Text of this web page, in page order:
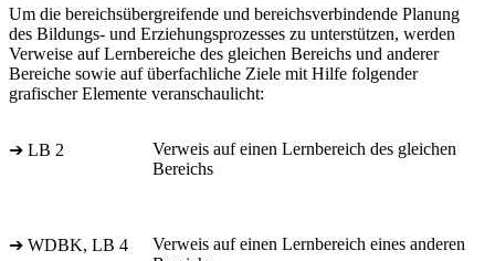
Um die bereichsübergreifende und bereichsverbindende Planung
des Bildungs- und Erziehungsprozesses zu unterstützen, werden
Verweise auf Lernbereiche des gleichen Bereichs und anderer
Bereiche sowie auf überfachliche Ziele mit Hilfe folgender
grafischer Elemente veranschaulicht:
➔ LB 2
Verweis auf einen Lernbereich des gleichen
Bereichs
➔ WDBK, LB 4
Verweis auf einen Lernbereich eines anderen